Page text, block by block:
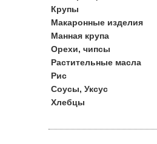
Крупы
Макаронные изделия
Манная крупа
Орехи, чипсы
Растительные масла
Рис
Соусы, Уксус
Хлебцы